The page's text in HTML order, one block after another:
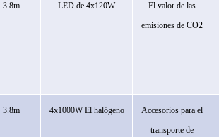
3.8m LED de 4x120W
El valor de las
emisiones de CO2
3.8m 4x1000W El halógeno
Accesorios para el
transporte de